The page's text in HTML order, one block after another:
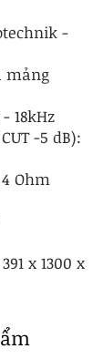
-
mảng
18kHz
-5 dB):
Ohm
x 1300 x